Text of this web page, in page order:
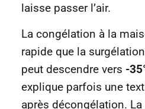
laisse passer l’air.
La congélation à la
rapide que la
peut descendre vers -
explique parfois une
après décongélation.